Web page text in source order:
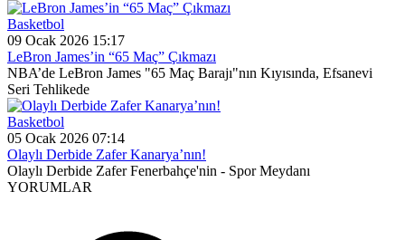
Basketbol
09 Ocak 2026 15:17
LeBron James’in “65 Maç” Çıkmazı
NBA’de LeBron James "65 Maç Barajı"nın Kıyısında, Efsanevi
Seri Tehlikede
Basketbol
05 Ocak 2026 07:14
Olaylı Derbide Zafer Kanarya’nın!
Olaylı Derbide Zafer Fenerbahçe'nin - Spor Meydanı
YORUMLAR